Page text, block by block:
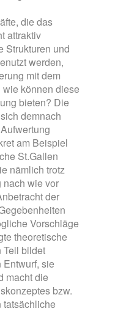
die das
attraktiv
Strukturen und
werden,
mit dem
können diese
bieten? Die
demnach
am Beispiel
St.Gallen
nämlich trotz
nach wie vor
der
Vorschläge
theoretische
Teil bildet
sie
macht die
bzw.